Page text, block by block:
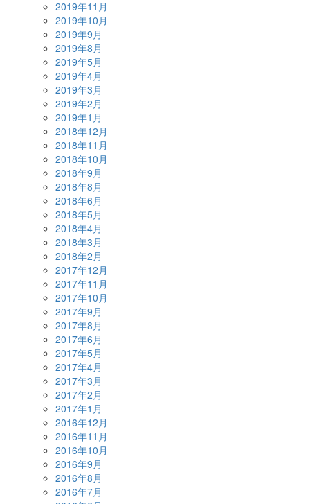
2019年11月
2019年10月
2019年9月
2019年8月
2019年5月
2019年4月
2019年3月
2019年2月
2019年1月
2018年12月
2018年11月
2018年10月
2018年9月
2018年8月
2018年6月
2018年5月
2018年4月
2018年3月
2018年2月
2017年12月
2017年11月
2017年10月
2017年9月
2017年8月
2017年6月
2017年5月
2017年4月
2017年3月
2017年2月
2017年1月
2016年12月
2016年11月
2016年10月
2016年9月
2016年8月
2016年7月